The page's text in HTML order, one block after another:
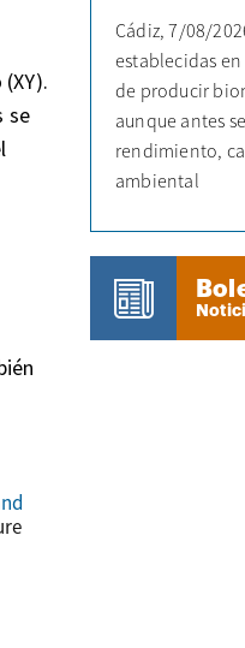
se
Cádiz, 7/08/
establecidas
de producir
aunque antes
rendimiento,
ambiental